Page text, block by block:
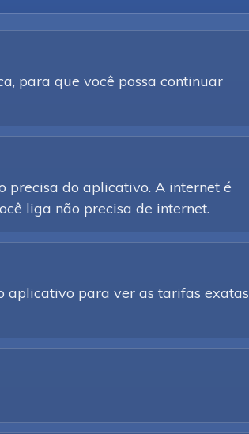
para que você possa continuar
precisa do aplicativo. A internet é
liga não precisa de internet.
aplicativo para ver as tarifas exatas